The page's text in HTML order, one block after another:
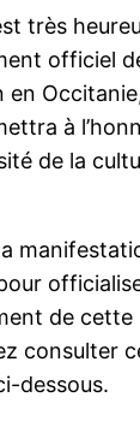
très
officiel
en
à
de la
de cette
consulter
dessous.